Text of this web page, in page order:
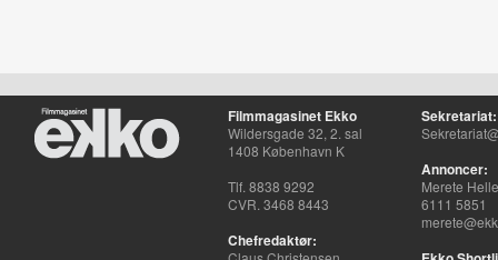
Filmmagasinet Ekko
Wildersgade 32, 2. sal
1408 København K
Tlf. 8838 9292
CVR. 3468 8443
Chefredaktør:
Sekretariat:
Annoncer:
Merete
6111 5851